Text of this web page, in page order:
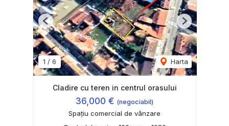
1 / 6 Harta
Previous Next
Cladire cu teren in centrul orasului
36,000 € (negociabil)
Spațiu comercial de vânzare